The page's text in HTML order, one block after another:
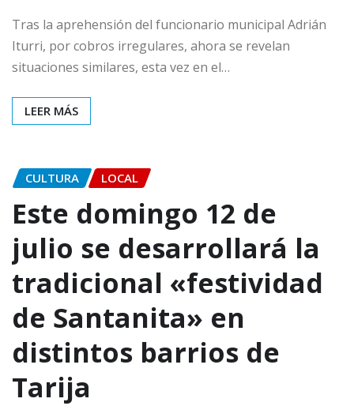
Tras la aprehensión del funcionario municipal Adrián
Iturri, por cobros irregulares, ahora se revelan
situaciones similares, esta vez en el…
LEER MÁS
CULTURA LOCAL
Este domingo 12 de
julio se desarrollará la
tradicional «festividad
de Santanita» en
distintos barrios de
Tarija